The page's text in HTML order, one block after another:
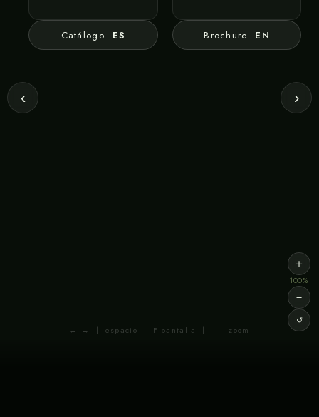
Catálogo ES Brochure EN
‹ ›
＋
100%
－
↺
← → | espacio | F pantalla | + − zoom